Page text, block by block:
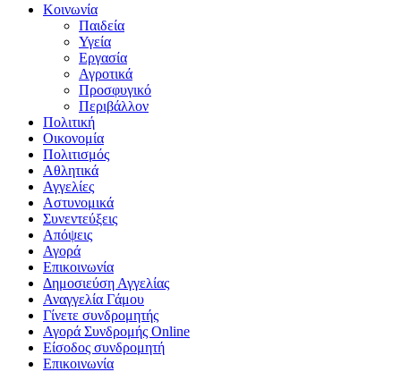
Κοινωνία
Παιδεία
Υγεία
Εργασία
Αγροτικά
Προσφυγικό
Περιβάλλον
Πολιτική
Οικονομία
Πολιτισμός
Αθλητικά
Αγγελίες
Αστυνομικά
Συνεντεύξεις
Απόψεις
Αγορά
Επικοινωνία
Δημοσιεύση Αγγελίας
Αναγγελία Γάμου
Γίνετε συνδρομητής
Αγορά Συνδρομής Online
Είσοδος συνδρομητή
Επικοινωνία